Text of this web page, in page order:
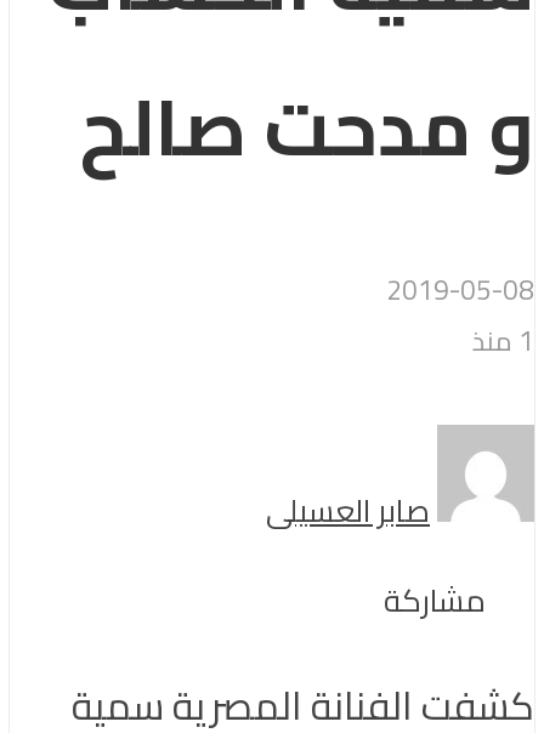
و مدحت صالح
2019-05-08
1 منذ
صابر العسيلى
مشاركة
كشفت الفنانة المصرية سمية